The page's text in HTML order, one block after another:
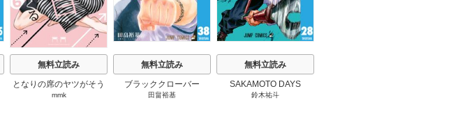
無料立読み
となりの席のヤツがそう
いう目で見てくる
mmk
無料立読み
ブラッククローバー
田畠裕基
無料立読み
SAKAMOTO DAYS
鈴木祐斗
t